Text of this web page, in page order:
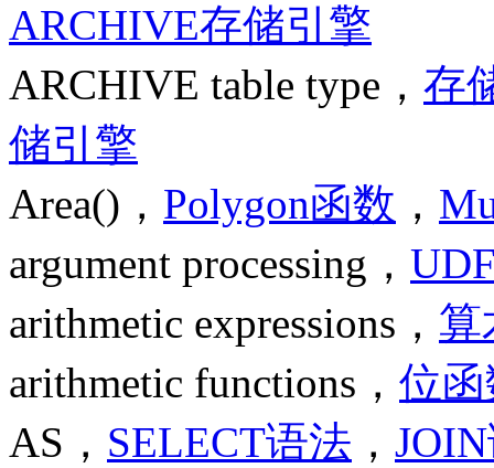
ARCHIVE存储引擎
ARCHIVE table type， 存
储引擎
Area()， Polygon函数 ，
argument processing，
arithmetic expressions， 算
arithmetic functions， 位
AS， SELECT语法 ，